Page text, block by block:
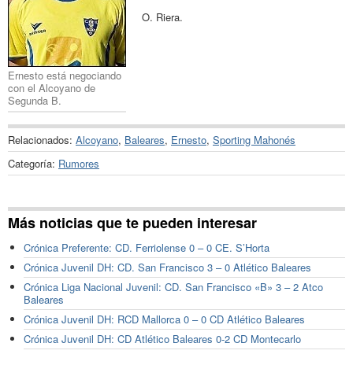
Ernesto está negociando
con el Alcoyano de
Segunda B.
O. Riera.
Relacionados: Alcoyano, Baleares, Ernesto, Sporting Mahonés
Categoría: Rumores
Más noticias que te pueden interesar
Crónica Preferente: CD. Ferriolense 0 – 0 CE. S’Horta
Crónica Juvenil DH: CD. San Francisco 3 – 0 Atlético Baleares
Crónica Liga Nacional Juvenil: CD. San Francisco «B» 3 – 2 Atco
Baleares
Crónica Juvenil DH: RCD Mallorca 0 – 0 CD Atlético Baleares
Crónica Juvenil DH: CD Atlético Baleares 0-2 CD Montecarlo